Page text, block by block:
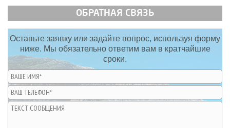
ОБРАТНАЯ СВЯЗЬ
Оставьте заявку или задайте вопрос, используя форму
ниже. Мы обязательно ответим вам в кратчайшие
сроки.